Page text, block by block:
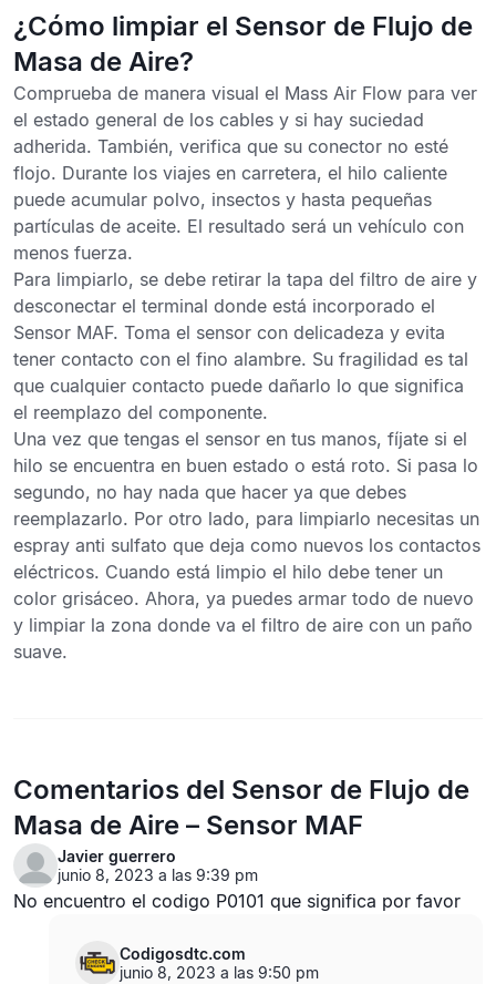
¿Cómo limpiar el Sensor de Flujo de
Masa de Aire?
Comprueba de manera visual el Mass Air Flow para ver
el estado general de los cables y si hay suciedad
adherida. También, verifica que su conector no esté
flojo. Durante los viajes en carretera, el hilo caliente
puede acumular polvo, insectos y hasta pequeñas
partículas de aceite. El resultado será un vehículo con
menos fuerza.
Para limpiarlo, se debe retirar la tapa del filtro de aire y
desconectar el terminal donde está incorporado el
Sensor MAF. Toma el sensor con delicadeza y evita
tener contacto con el fino alambre. Su fragilidad es tal
que cualquier contacto puede dañarlo lo que significa
el reemplazo del componente.
Una vez que tengas el sensor en tus manos, fíjate si el
hilo se encuentra en buen estado o está roto. Si pasa lo
segundo, no hay nada que hacer ya que debes
reemplazarlo. Por otro lado, para limpiarlo necesitas un
espray anti sulfato que deja como nuevos los contactos
eléctricos. Cuando está limpio el hilo debe tener un
color grisáceo. Ahora, ya puedes armar todo de nuevo
y limpiar la zona donde va el filtro de aire con un paño
suave.
Comentarios del Sensor de Flujo de
Masa de Aire – Sensor MAF
Javier guerrero
junio 8, 2023 a las 9:39 pm
No encuentro el codigo P0101 que significa por favor
Codigosdtc.com
junio 8, 2023 a las 9:50 pm